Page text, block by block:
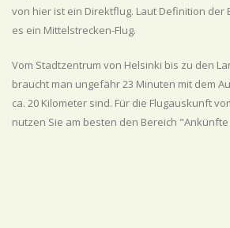
von hier ist ein Direktflug. Laut Definition der
es ein Mittelstrecken-Flug.
Vom Stadtzentrum von Helsinki bis zu den
braucht man ungefähr 23 Minuten mit dem
ca. 20 Kilometer sind. Für die Flugauskunft
nutzen Sie am besten den Bereich